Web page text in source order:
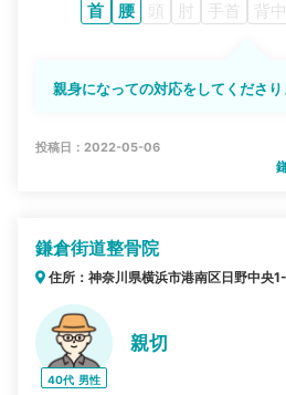
首 腰 頭 肘 手首 背中
親身になっての対応をしてくださり
投稿日：2022-05-06
鎌倉街道整骨院
住所：神奈川県横浜市港南区日野中央
40代 男性
親切